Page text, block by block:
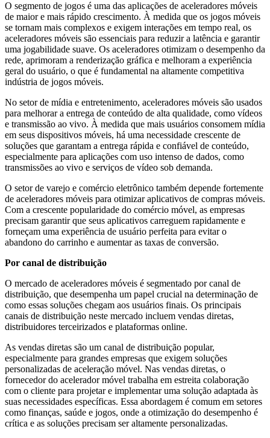
O segmento de jogos é uma das aplicações de aceleradores móveis
de maior e mais rápido crescimento. À medida que os jogos móveis
se tornam mais complexos e exigem interações em tempo real, os
aceleradores móveis são essenciais para reduzir a latência e garantir
uma jogabilidade suave. Os aceleradores otimizam o desempenho da
rede, aprimoram a renderização gráfica e melhoram a experiência
geral do usuário, o que é fundamental na altamente competitiva
indústria de jogos móveis.
No setor de mídia e entretenimento, aceleradores móveis são usados ​​
para melhorar a entrega de conteúdo de alta qualidade, como vídeos
e transmissão ao vivo. À medida que mais usuários consomem mídia
em seus dispositivos móveis, há uma necessidade crescente de
soluções que garantam a entrega rápida e confiável de conteúdo,
especialmente para aplicações com uso intenso de dados, como
transmissões ao vivo e serviços de vídeo sob demanda.
O setor de varejo e comércio eletrônico também depende fortemente
de aceleradores móveis para otimizar aplicativos de compras móveis.
Com a crescente popularidade do comércio móvel, as empresas
precisam garantir que seus aplicativos carreguem rapidamente e
forneçam uma experiência de usuário perfeita para evitar o
abandono do carrinho e aumentar as taxas de conversão.
Por canal de distribuição
O mercado de aceleradores móveis é segmentado por canal de
distribuição, que desempenha um papel crucial na determinação de
como essas soluções chegam aos usuários finais. Os principais
canais de distribuição neste mercado incluem vendas diretas,
distribuidores terceirizados e plataformas online.
As vendas diretas são um canal de distribuição popular,
especialmente para grandes empresas que exigem soluções
personalizadas de aceleração móvel. Nas vendas diretas, o
fornecedor do acelerador móvel trabalha em estreita colaboração
com o cliente para projetar e implementar uma solução adaptada às
suas necessidades específicas. Essa abordagem é comum em setores
como finanças, saúde e jogos, onde a otimização do desempenho é
crítica e as soluções precisam ser altamente personalizadas.